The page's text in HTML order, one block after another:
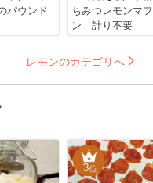
パウンド
ちみつレモンマ
ン 計り不要
レモンのカテゴリへ
3位